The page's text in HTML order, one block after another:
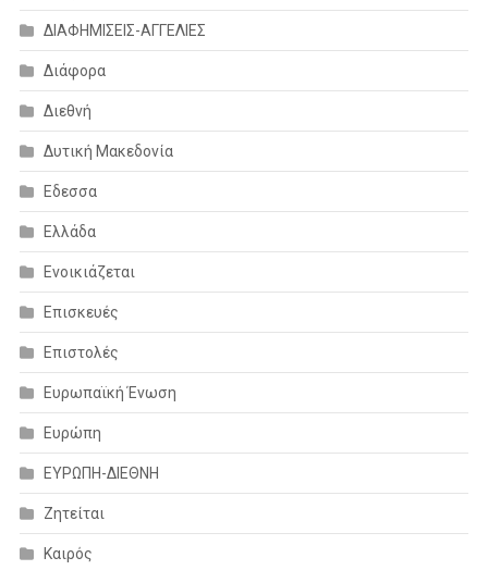
ΔΙΑΦΗΜΙΣΕΙΣ-ΑΓΓΕΛΙΕΣ
Διάφορα
Διεθνή
Δυτική Μακεδονία
Εδεσσα
Ελλάδα
Ενοικιάζεται
Επισκευές
Επιστολές
Ευρωπαϊκή Ένωση
Ευρώπη
ΕΥΡΩΠΗ-ΔΙΕΘΝΗ
Ζητείται
Καιρός